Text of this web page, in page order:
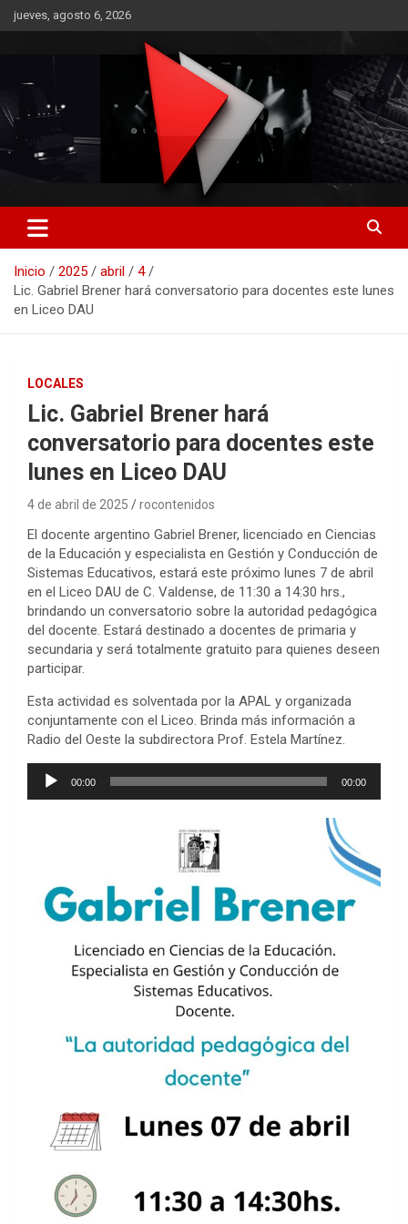
Saltar
al
jueves, agosto 6, 2026
RO CONTENIDOS
Inicio 2025 abril
4
Lic. Gabriel Brener hará conversatorio para docentes este lunes
en Liceo DAU
LOCALES
Lic. Gabriel Brener hará
conversatorio para docentes este
lunes en Liceo DAU
4 de abril de 2025 rocontenidos
El docente argentino Gabriel Brener, licenciado en Ciencias
de la Educación y especialista en Gestión y Conducción de
Sistemas Educativos, estará este próximo lunes 7 de abril
en el Liceo DAU de C. Valdense, de 11:30 a 14:30 hrs.,
brindando un conversatorio sobre la autoridad pedagógica
del docente. Estará destinado a docentes de primaria y
secundaria y será totalmente gratuito para quienes deseen
participar.
Esta actividad es solventada por la APAL y organizada
conjuntamente con el Liceo. Brinda más información a
Radio del Oeste la subdirectora Prof. Estela Martínez.
Reproductor
00:00 00:00